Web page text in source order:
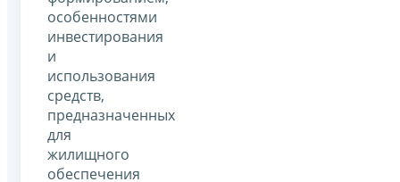
особенностями
инвестирования
и
использования
средств,
предназначенных
для
жилищного
обеспечения